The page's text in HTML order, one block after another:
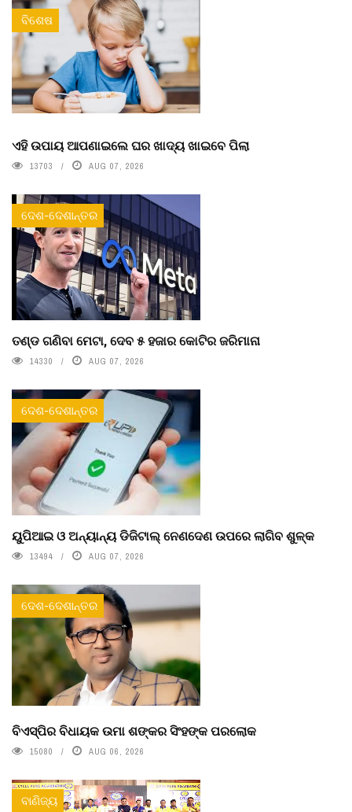
ବିଶେଷ
ଏହି ଉପାୟ ଆପଣାଇଲେ ଘର ଖାଦ୍ୟ ଖାଇବେ ପିଲା
13703 AUG 07, 2026
ଦେଶ-ଦେଶାନ୍ତର
ତଣ୍ଡ ଗଣିବା ମେଟା, ଦେବ ୫ ହଜାର କୋଟିର ଜରିମାନା
14330 AUG 07, 2026
ଦେଶ-ଦେଶାନ୍ତର
ୟୁପିଆଇ ଓ ଅନ୍ୟାନ୍ୟ ଡିଜିଟାଲ୍ ନେଣଦେଣ ଉପରେ ଲାଗିବ ଶୁଳ୍କ
13494 AUG 07, 2026
ଦେଶ-ଦେଶାନ୍ତର
ବିଏସ୍‌ପିର ବିଧାୟକ ଉମା ଶଙ୍କର ସିଂହଙ୍କ ପରଲୋକ
15080 AUG 06, 2026
ବାଣିଜ୍ୟ